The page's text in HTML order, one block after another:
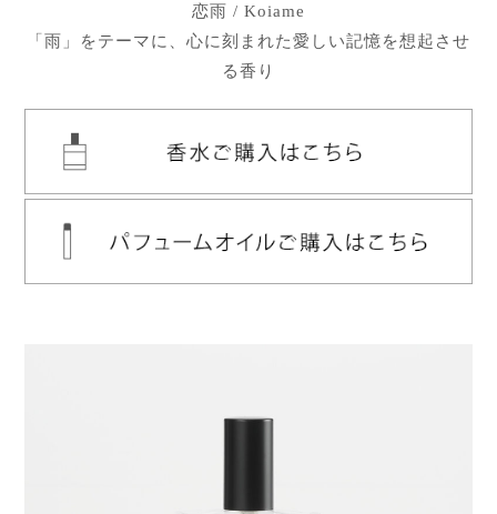
恋雨 / Koiame
「雨」をテーマに、心に刻まれた愛しい記憶を想起させ
る香り